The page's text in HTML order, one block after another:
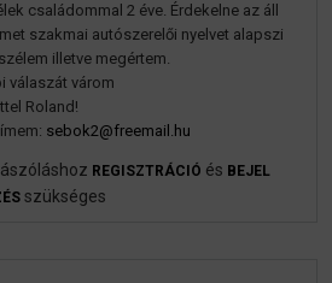
családommal 2 éve. Érdekelne az áll
szakmai autószerelői nyelvet alapszi
illetve megértem.
válaszát várom
Roland!
sebok2@freemail.hu
REGISZTRÁCIÓ és BEJEL
szükséges